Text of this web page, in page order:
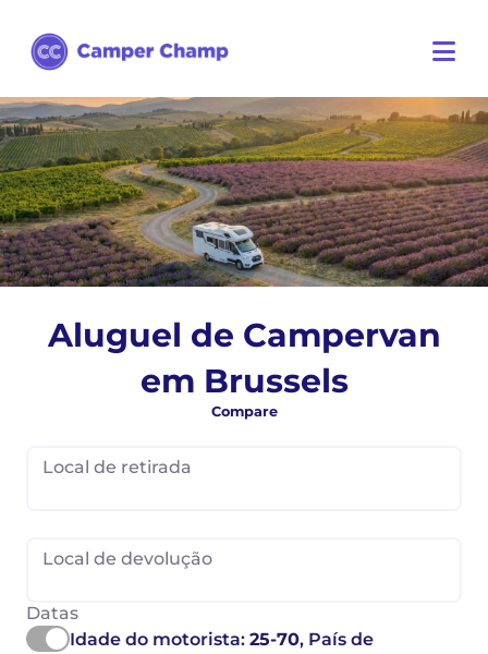
Aluguel de Campervan
em Brussels
Compare
Local de retirada
Local de devolução
Datas
Idade do motorista: 25-70, País de